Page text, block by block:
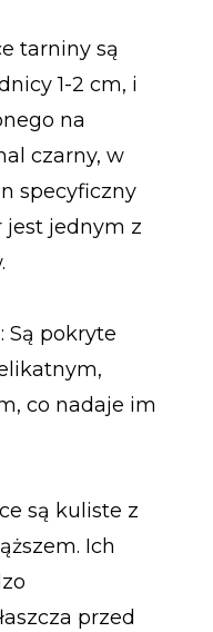
tarniny są
1-2 cm, i
na
czarny, w
specyficzny
jednym z
: Są pokryte
co nadaje im
są kuliste z
Ich
przed